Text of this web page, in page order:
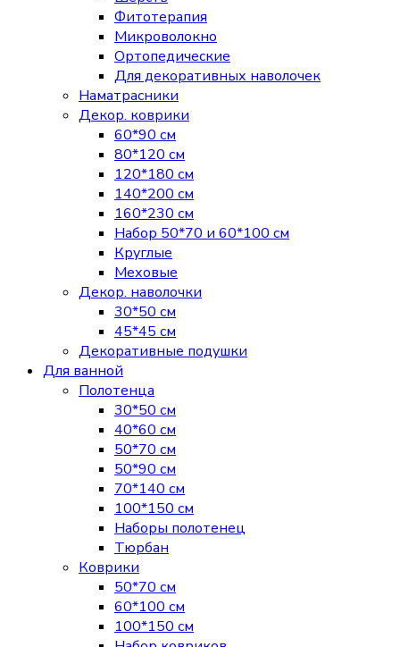
Фитотерапия
Микроволокно
Ортопедические
Для декоративных наволочек
Наматрасники
Декор. коврики
60*90 см
80*120 см
120*180 см
140*200 см
160*230 см
Набор 50*70 и 60*100 см
Круглые
Меховые
Декор. наволочки
30*50 см
45*45 см
Декоративные подушки
Для ванной
Полотенца
30*50 см
40*60 см
50*70 см
50*90 см
70*140 см
100*150 см
Наборы полотенец
Тюрбан
Коврики
50*70 см
60*100 см
100*150 см